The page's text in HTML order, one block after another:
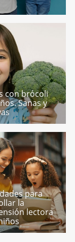
con brócoli
Sanas y
para
la
lectora